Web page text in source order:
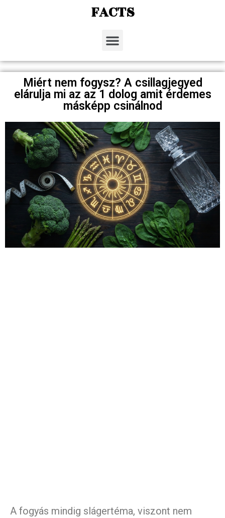
FACTS
Miért nem fogysz? A csillagjegyed
elárulja mi az az 1 dolog amit érdemes
másképp csinálnod
A fogyás mindig slágertéma, viszont nem